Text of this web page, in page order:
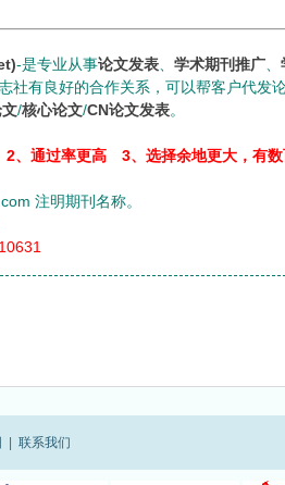
-是专业从事论文发表 学术期刊推广
社有良好的合作关系，可以帮客户代发
/核心论文/CN论文发表。
、通过率更高 3、选择余地更大，有数
注明期刊名称。
联系我们